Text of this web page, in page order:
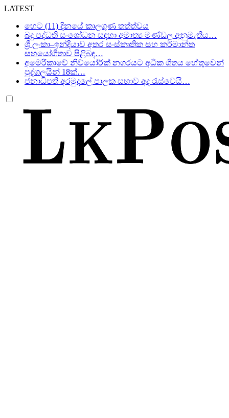
LATEST
හෙට (11) දිනයේ කාලගුණ තත්ත්වය
බදු පද්ධති සංශෝධන සඳහා අමාත්‍ය මණ්ඩල අනුමැතිය…
ශ්‍රී ලංකා–ඉන්දියාව අතර සංස්කෘතික සහ කර්මාන්ත
සහයෝගීතාව පිළිබඳ…
අමෙරිකාවේ නිව්යෝර්ක් නගරයට අධික ශීතය හේතුවෙන්
පුද්ගලයින් 18ක්…
ජනාධිපති අරමුදලේ පාලක සභාව අද රැස්වෙයි…